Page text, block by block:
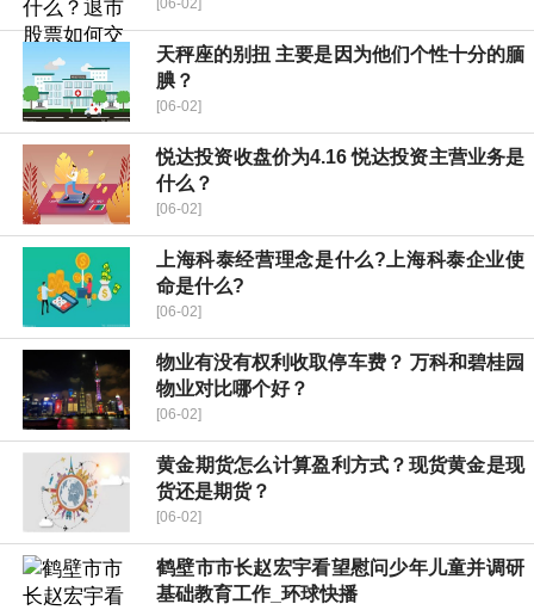
[06-02]
天秤座的别扭 主要是因为他们个性十分的腼
腆？
[06-02]
​悦达投资收盘价为4.16 ​悦达投资主营业务是
什么？
[06-02]
上海科泰经营理念是什么?上海科泰企业使
命是什么?
[06-02]
物业有没有权利收取停车费？ 万科和碧桂园
物业对比哪个好？
[06-02]
黄金期货怎么计算盈利方式？现货黄金是现
货还是期货？
[06-02]
鹤壁市市长赵宏宇看望慰问少年儿童并调研
基础教育工作_环球快播